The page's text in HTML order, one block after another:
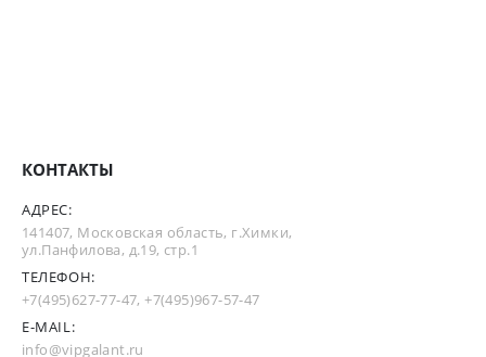
КОНТАКТЫ
АДРЕС:
141407, Московская область, г.Химки,
ул.Панфилова, д.19, стр.1
ТЕЛЕФОН:
+7(495)627-77-47,+7(495)967-57-47
E-MAIL:
info@vipgalant.ru